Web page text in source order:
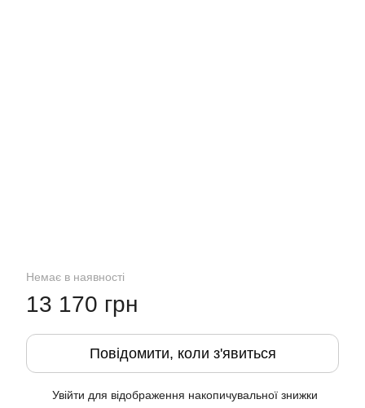
Немає в наявності
13 170 грн
Повідомити, коли з'явиться
Увійти для відображення накопичувальної знижки